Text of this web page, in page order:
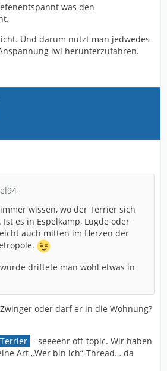
was den
Und darum nutzt man jedwedes
iwi herunterzufahren.
wissen, wo der Terrier sich
es in Espelkamp, Lügde oder
auch mitten im Herzen der
driftete man wohl etwas in
oder darf er in die Wohnung?
Terrier - seeeehr off-topic. Wir haben
Art „Wer bin ich“-Thread… da